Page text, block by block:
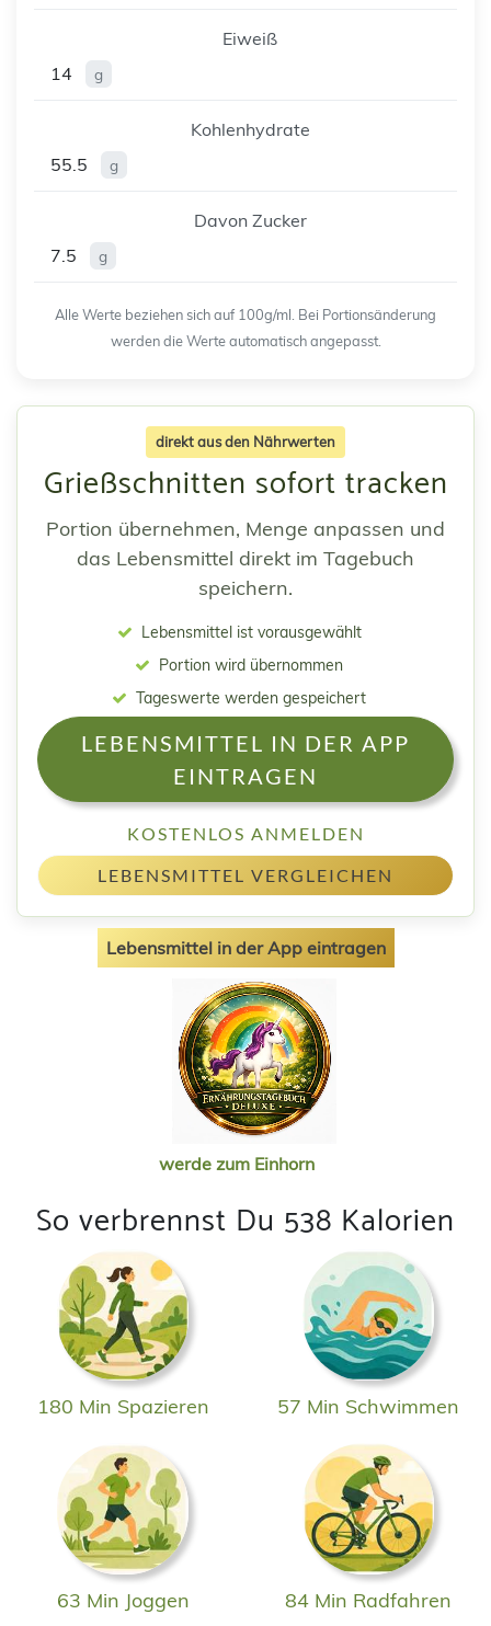
Eiweiß
14
g
Kohlenhydrate
55.5
g
Davon Zucker
7.5
g
Alle Werte beziehen sich auf 100g/ml. Bei Portionsänderung
werden die Werte automatisch angepasst.
direkt aus den Nährwerten
Grießschnitten sofort tracken
Portion übernehmen, Menge anpassen und
das Lebensmittel direkt im Tagebuch
speichern.
Lebensmittel ist vorausgewählt
Portion wird übernommen
Tageswerte werden gespeichert
LEBENSMITTEL IN DER APP
EINTRAGEN
KOSTENLOS ANMELDEN
LEBENSMITTEL VERGLEICHEN
Lebensmittel in der App eintragen
werde zum Einhorn
So verbrennst Du 538 Kalorien
180 Min Spazieren 57 Min Schwimmen
63 Min Joggen 84 Min Radfahren